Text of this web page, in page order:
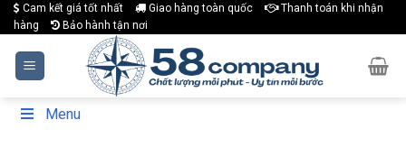
Skip
to
content
Cam kết giá tốt nhất Giao hàng toàn quốc
Thanh toán khi nhận
hàng
Bảo hành tận nơi
Menu